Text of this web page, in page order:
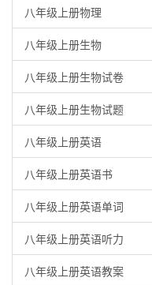
八年级上册物理
八年级上册生物
八年级上册生物试卷
八年级上册生物试题
八年级上册英语
八年级上册英语书
八年级上册英语单词
八年级上册英语听力
八年级上册英语教案